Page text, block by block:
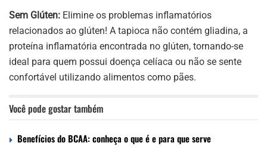
Sem Glúten: Elimine os problemas inflamatórios
relacionados ao glúten! A tapioca não contém gliadina, a
proteína inflamatória encontrada no glúten, tornando-se
ideal para quem possui doença celíaca ou não se sente
confortável utilizando alimentos como pães.
Você pode gostar também
Benefícios do BCAA: conheça o que é e para que serve